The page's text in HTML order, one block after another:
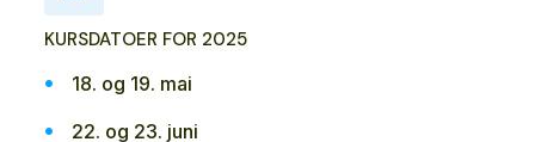
KURSDATOER FOR 2025
18. og 19. mai
22. og 23. juni